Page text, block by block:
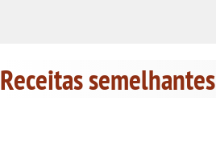
Receitas semelhantes